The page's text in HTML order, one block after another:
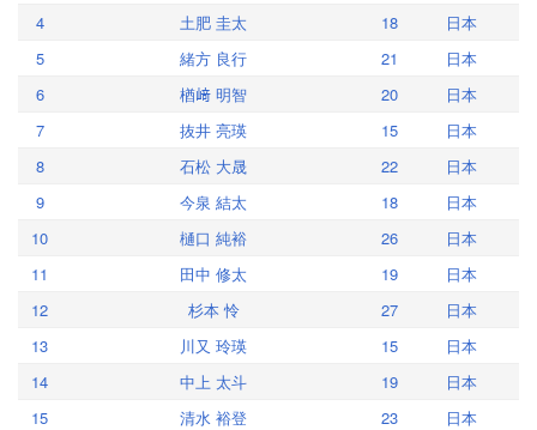
4
土肥 圭太 18
日本
5
緒方 良行 21
日本
6
楢﨑 明智 20
日本
7
抜井 亮瑛 15
日本
8
石松 大晟 22
日本
9
今泉 結太 18
日本
10
樋口 純裕 26
日本
11
田中 修太 19
日本
12
杉本 怜 27
日本
13
川又 玲瑛 15
日本
14
中上 太斗 19
日本
15
清水 裕登 23
日本